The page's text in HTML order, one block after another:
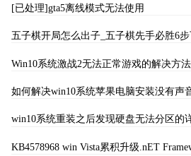
[已处理]gta5离线模式无法使用
五子棋开局怎么出子_五子棋先手必胜6
Win10系统激战2无法正常游戏的解决方法
如何解决win10系统苹果电脑安装没有声
win10系统重装之后发现硬盘无法分区的
KB4578968 win Vista累积升级.nET